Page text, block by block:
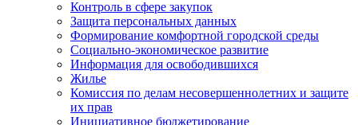
Контроль в сфере закупок
Защита персональных данных
Формирование комфортной городской среды
Социально-экономическое развитие
Информация для освободившихся
Жилье
Комиссия по делам несовершеннолетних и защите
их прав
Инициативное бюджетирование